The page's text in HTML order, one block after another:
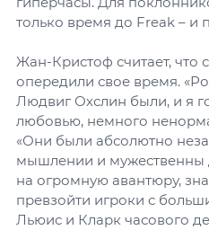
только время до Freak – и
Жан-Кристоф считает, что
опередили свое время.
Людвиг Охслин были, и я
любовью, немного
«Они были абсолютно
мышлении и
на огромную авантюру,
превзойти игроки с
Льюис и Кларк часового